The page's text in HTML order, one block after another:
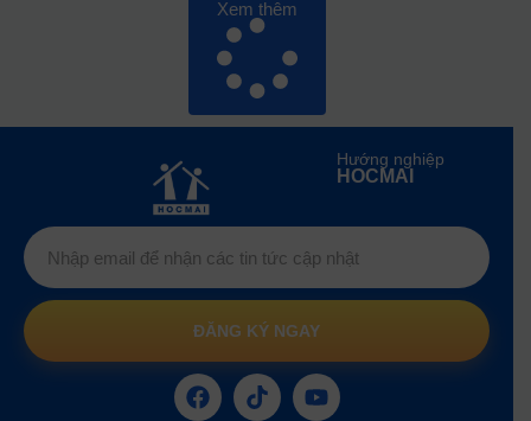
Xem thêm
Hướng nghiệp
HOCMAI
ĐĂNG KÝ NGAY